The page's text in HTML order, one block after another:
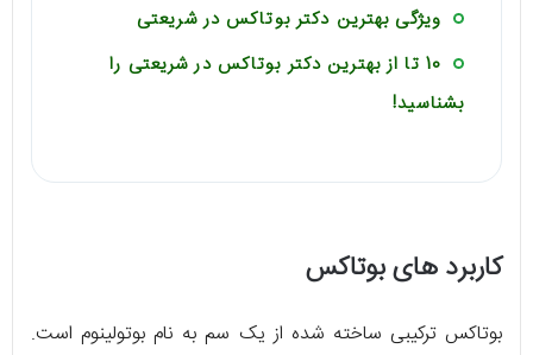
ویژگی بهترین دکتر بوتاکس در شریعتی
10 تا از بهترین دکتر بوتاکس در شریعتی را
بشناسید!
کاربرد های بوتاکس
بوتاکس ترکیبی ساخته شده از یک سم به نام بوتولینوم است.